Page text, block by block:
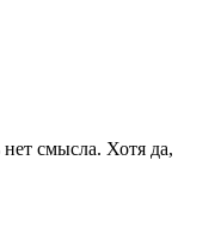
смысла. Хотя да,